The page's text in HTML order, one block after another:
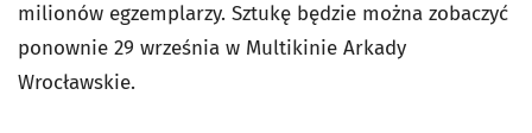
milionów egzemplarzy. Sztukę będzie można zobaczyć
ponownie 29 września w Multikinie Arkady
Wrocławskie.